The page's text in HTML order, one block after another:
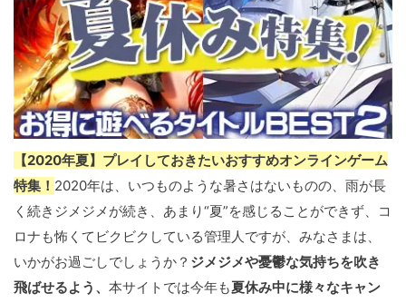
【2020年夏】プレイしておきたいおすすめオンラインゲーム
特集！ 2020年は、いつものような暑さはないものの、雨が長
く続きジメジメが続き、あまり“夏”を感じることができず、コ
ロナも怖くてビクビクしている管理人ですが、みなさまは、
いかがお過ごしでしょうか？ ジメジメや憂鬱な気持ちを吹き
飛ばせるよう、 本サイトでは今年も夏休み中に様々なキャン